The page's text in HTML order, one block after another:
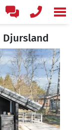
Djursland